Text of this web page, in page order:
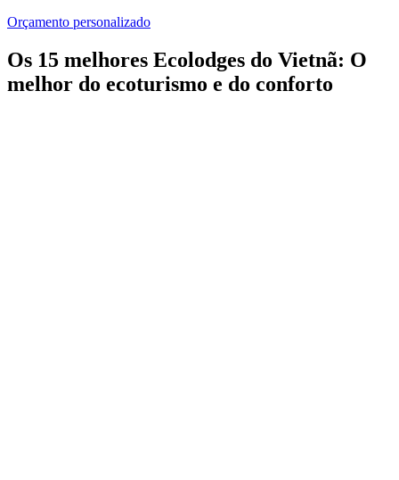
Orçamento personalizado
Os 15 melhores Ecolodges do Vietnã: O
melhor do ecoturismo e do conforto